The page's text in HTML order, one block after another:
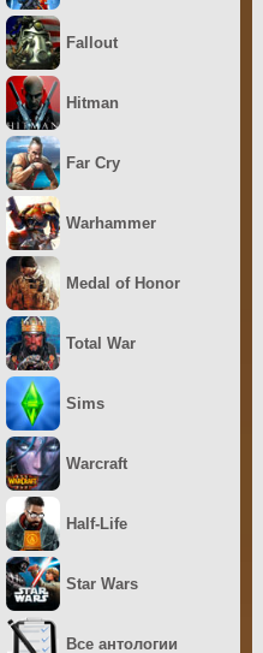
Fallout
Hitman
Far Cry
Warhammer
Medal of Honor
Total War
Sims
Warcraft
Half-Life
Star Wars
Все антологии